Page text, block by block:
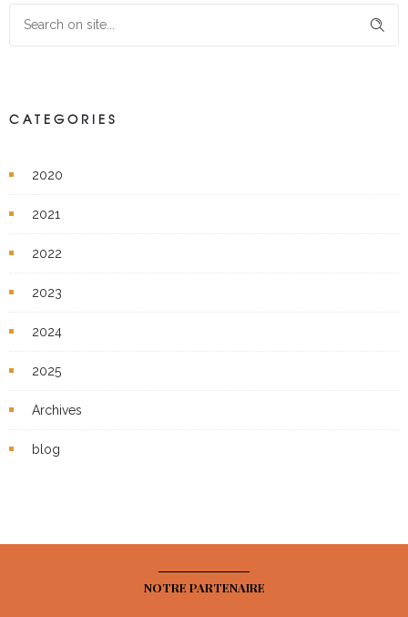
CATEGORIES
2020
2021
2022
2023
2024
2025
Archives
blog
NOTRE PARTENAIRE